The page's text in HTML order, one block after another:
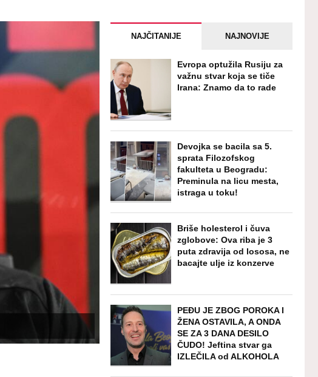
NAJČITANIJE NAJNOVIJE
Evropa optužila Rusiju za
važnu stvar koja se tiče
Irana: Znamo da to rade
Devojka se bacila sa 5.
sprata Filozofskog
fakulteta u Beogradu:
Preminula na licu mesta,
istraga u toku!
Briše holesterol i čuva
zglobove: Ova riba je 3
puta zdravija od lososa, ne
bacajte ulje iz konzerve
PEĐU JE ZBOG POROKA I
ŽENA OSTAVILA, A ONDA
SE ZA 3 DANA DESILO
ČUDO! Jeftina stvar ga
IZLEČILA od ALKOHOLA